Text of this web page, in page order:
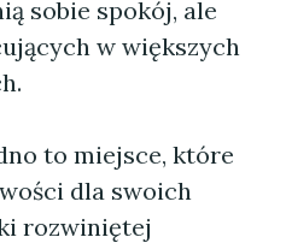
sobie spokój, ale
w większych
to miejsce, które
dla swoich
rozwiniętej